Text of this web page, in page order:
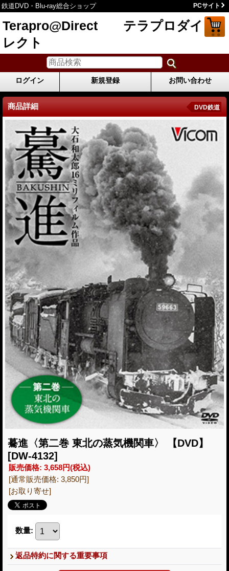
鉄道DVD・Blu-ray総合ショップ PCサイト
Terapro@Direct テラプロダイ
レクト
ログイン 新規登録 お問い合わせ
商品詳細 DVD鉄道
驀進〈第二巻 東北の蒸気機関車〉 【DVD】
[DW-4132]
販売価格: 3,658円(税込)
[通常販売価格: 3,850円]
[お取り寄せ]
数量:
返品特約に関する重要事項